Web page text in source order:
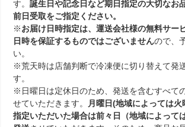
す。誕生日や記念日など期日指定の大切なお
前日受取をご指定ください。
※お届け日時指定は、運送会社様の無料サー
日時を保証するものではございませんので、
い。
※荒天時は店舗判断で冷凍便に切り替えて発
す。
※日曜日は定休日のため、発送を含むすべて
せていただきます。
月曜日(地域によっては
指定いただいた場合は前々日（地域によって